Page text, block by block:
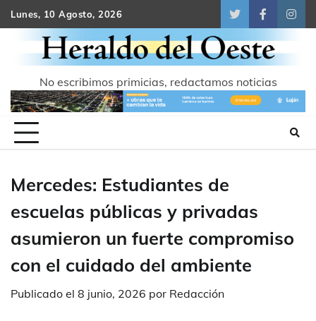
Skip
to
content
Lunes, 10 Agosto, 2026
TwitterFacebook
No escribimos primicias, redactamos noticias
Mercedes: Estudiantes de
escuelas públicas y privadas
asumieron un fuerte compromiso
con el cuidado del ambiente
Publicado el 8 junio, 2026 por Redacción